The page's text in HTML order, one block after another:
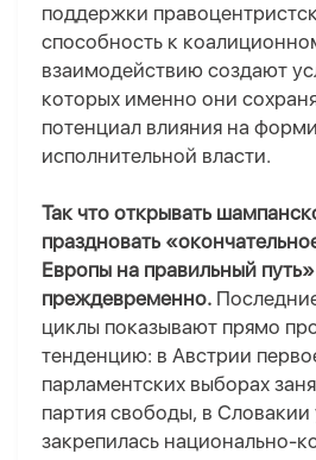
поддержки
способность к
взаимодействию создают
которых именно они
потенциал влияния на
исполнительной власти.
Так что открывать
праздновать
Европы на правильный
преждевременно.
циклы показывают прямо
тенденцию: в Австрии
парламентских выборах
партия свободы, в Словакии
закрепилась национально-